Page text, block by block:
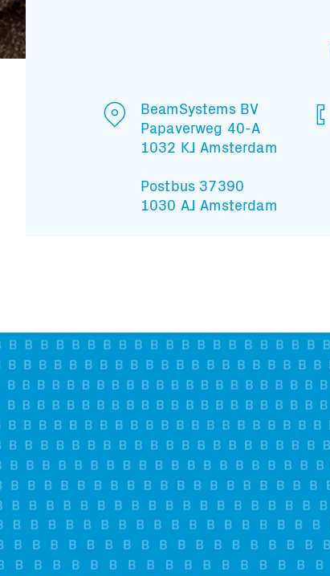
BeamSystems BV
Papaverweg 40-A
1032 KJ Amsterdam
Postbus 37390
1030 AJ Amsterdam